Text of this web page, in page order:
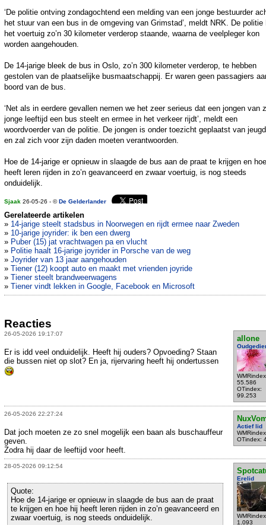
‘De politie ontving zondagochtend een melding van een jonge bestuurder
het stuur van een bus in de omgeving van Grimstad’, meldt NRK. De politie
het voertuig zo’n 30 kilometer verderop staande, waarna de veelpleger kon
worden aangehouden.
De 14-jarige bleek de bus in Oslo, zo’n 300 kilometer verderop, te hebben
gestolen van de plaatselijke busmaatschappij. Er waren geen passagiers
boord van de bus.
‘Net als in eerdere gevallen nemen we het zeer serieus dat een jongen van
jonge leeftijd een bus steelt en ermee in het verkeer rijdt’, meldt een
woordvoerder van de politie. De jongen is onder toezicht geplaatst van
en zal zich voor zijn daden moeten verantwoorden.
Hoe de 14-jarige er opnieuw in slaagde de bus aan de praat te krijgen en
heeft leren rijden in zo’n geavanceerd en zwaar voertuig, is nog steeds
onduidelijk.
Sjaak 26-05-26 - ©De Gelderlander
Gerelateerde artikelen
» 14-jarige steelt stadsbus in Noorwegen en rijdt ermee naar Zweden
» 10-jarige joyrider: ik ben een dwerg
» Puber (15) jat vrachtwagen pa en vlucht
» Politie haalt 16-jarige joyrider in Porsche van de weg
» Joyrider van 13 jaar aangehouden
» Tiener (12) koopt auto en maakt met vrienden joyride
» Tiener steelt brandweerwagens
» Tiener vindt lekken in Google, Facebook en Microsoft
Reacties
26-05-2026 19:17:07
allone
55.586
OTindex:
99.253
Er is idd veel onduidelijk. Heeft hij ouders? Opvoeding? Staan
die bussen niet op slot? En ja, rijervaring heeft hij ondertussen
26-05-2026 22:27:24
Actief lid
OTindex:
Dat joch moeten ze zo snel mogelijk een baan als buschauffeur
geven.
Zodra hij daar de leeftijd voor heeft.
28-05-2026 09:12:54
Erelid
1.093
Quote:
Hoe de 14-jarige er opnieuw in slaagde de bus aan de praat
te krijgen en hoe hij heeft leren rijden in zo’n geavanceerd en
zwaar voertuig, is nog steeds onduidelijk.